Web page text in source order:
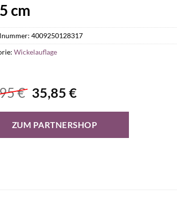
cm
€ Ursprünglicher
Preis
war:
34,95 €
35,85 €Aktueller
ist:
35,85 €.
ZUM PARTNERSHOP
4009250128317
Wickelauflage